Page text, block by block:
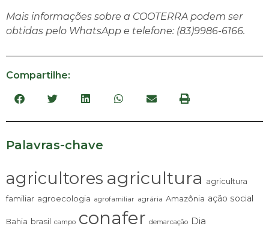
Mais informações sobre a COOTERRA podem ser
obtidas pelo WhatsApp e telefone: (83)9986-6166.
Compartilhe:
Palavras-chave
agricultores agricultura agricultura
familiar agroecologia agrofamiliar agrária Amazônia ação social
Bahia brasil campo conafer demarcação Dia